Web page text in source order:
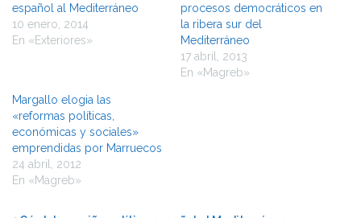
español al Mediterráneo
10 enero, 2014
En «Exteriores»
procesos democráticos en
la ribera sur del
Mediterráneo
17 abril, 2013
En «Magreb»
Margallo elogia las
«reformas políticas,
económicas y sociales»
emprendidas por Marruecos
24 abril, 2012
En «Magreb»